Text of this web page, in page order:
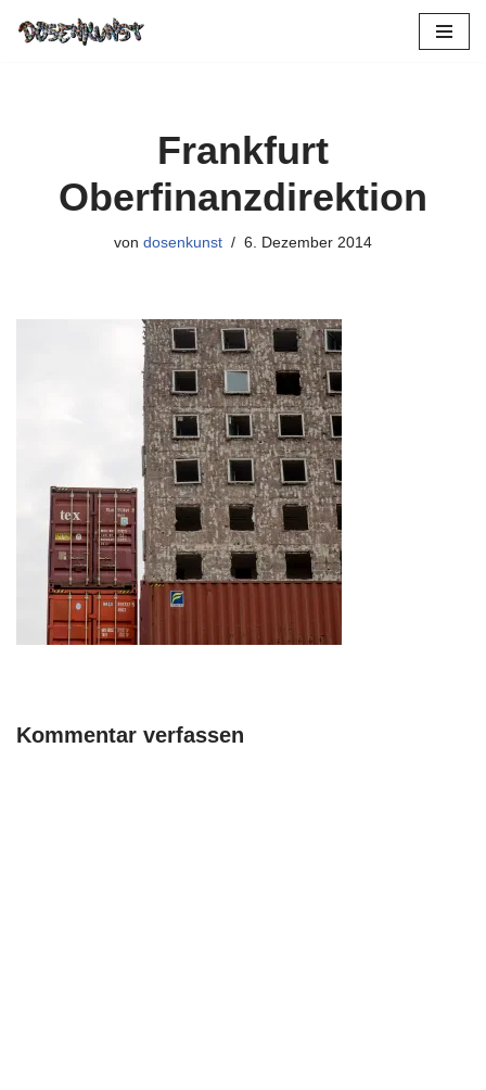
Frankfurt
Oberfinanzdirektion
von dosenkunst 6. Dezember 2014
Kommentar verfassen